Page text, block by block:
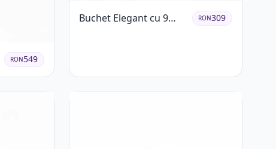
RON549
Buchet Elegant cu 9
RON309